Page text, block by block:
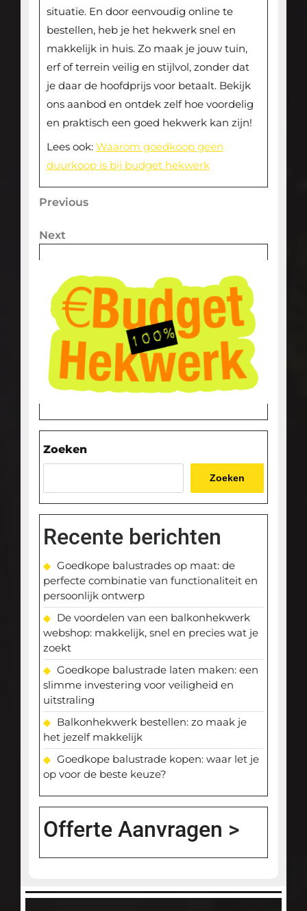
situatie. En door eenvoudig online te
bestellen, heb je het hekwerk snel en
makkelijk in huis. Zo maak je jouw tuin,
erf of terrein veilig en stijlvol, zonder dat
je daar de hoofdprijs voor betaalt. Bekijk
ons aanbod en ontdek zelf hoe voordelig
en praktisch een goed hekwerk kan zijn!
Lees ook: Waarom goedkoop geen
duurkoop is bij budget hekwerk
Bericht
navigatie
Previous
Previous
Next
Next
Zoeken
Zoeken
Recente berichten
Goedkope balustrades op maat: de
perfecte combinatie van functionaliteit en
persoonlijk ontwerp
De voordelen van een balkonhekwerk
webshop: makkelijk, snel en precies wat je
zoekt
Goedkope balustrade laten maken: een
slimme investering voor veiligheid en
uitstraling
Balkonhekwerk bestellen: zo maak je
het jezelf makkelijk
Goedkope balustrade kopen: waar let je
op voor de beste keuze?
Offerte Aanvragen >